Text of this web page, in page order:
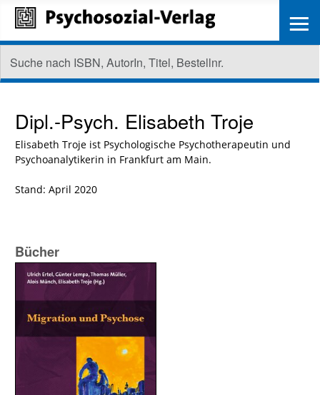
Dipl.-Psych. Elisabeth Troje
Elisabeth Troje ist Psychologische Psychotherapeutin und
Psychoanalytikerin in Frankfurt am Main.
Stand: April 2020
Bücher
≡